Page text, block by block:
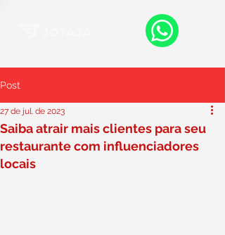
Post
Saiba atrair mais clientes para seu
restaurante com influenciadores
locais
27 de jul. de 2023